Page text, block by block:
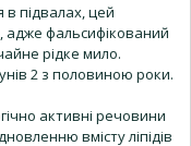
в підвалах, цей
адже фальсифікований
рідке мило.
2 з половиною роки.
активні речовини
вмісту ліпідів